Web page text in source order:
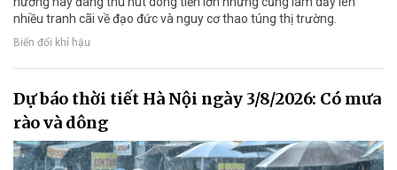
nhiều tranh cãi về đạo đức và nguy cơ thao túng thị trường.
Biến đổi khí hậu
Dự báo thời tiết Hà Nội ngày 3/8/2026: Có mưa
rào và dông